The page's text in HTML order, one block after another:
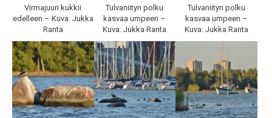
Virmajuuri kukkii
edelleen – Kuva: Jukka
Ranta
Tulvaniityn polku
kasvaa umpeen –
Kuva: Jukka Ranta
Tulvaniityn polku
kasvaa umpeen –
Kuva: Jukka Ranta